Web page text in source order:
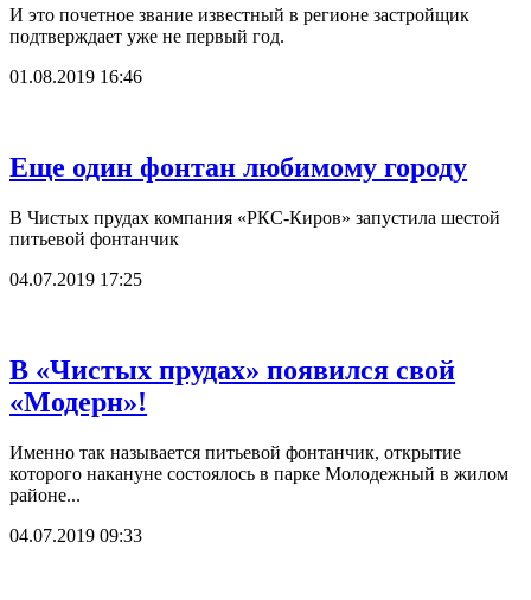
И это почетное звание известный в регионе застройщик
подтверждает уже не первый год.
01.08.2019 16:46
Еще один фонтан любимому городу
В Чистых прудах компания «РКС-Киров» запустила шестой
питьевой фонтанчик
04.07.2019 17:25
В «Чистых прудах» появился свой
«Модерн»!
Именно так называется питьевой фонтанчик, открытие
которого накануне состоялось в парке Молодежный в жилом
районе...
04.07.2019 09:33